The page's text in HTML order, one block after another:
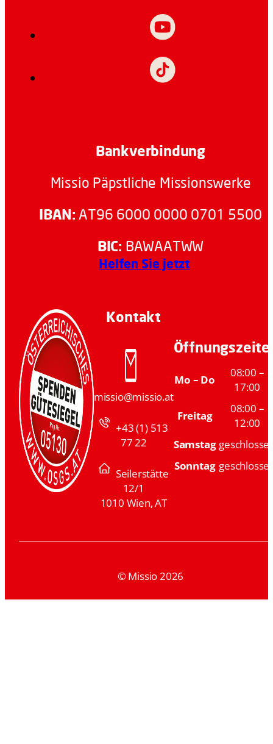
Bankverbindung
Missio Päpstliche Missionswerke
IBAN: AT96 6000 0000 0701 5500
BIC: BAWAATWW
Helfen Sie jetzt
Kontakt
missio@missio.at
+43 (1) 513
77 22
Seilerstätte
12/1
1010 Wien, AT
Mo – Do
08:00 –
17:00
Freitag
08:00 –
12:00
Samstag
Sonntag
© Missio 2026